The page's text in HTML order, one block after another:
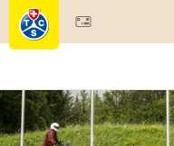
Produkte & Angebote